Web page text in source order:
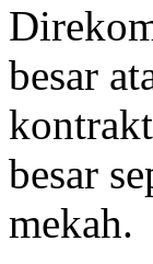
besar
besar
mekah.